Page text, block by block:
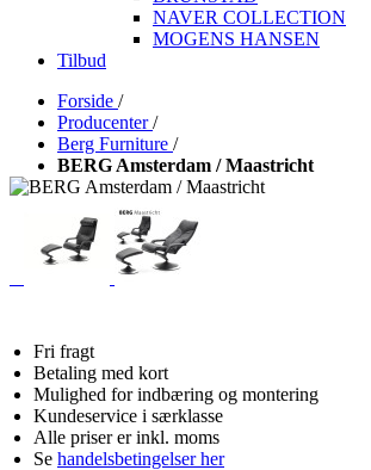
NAVER COLLECTION
MOGENS HANSEN
Tilbud
Forside /
Producenter /
Berg Furniture /
BERG Amsterdam / Maastricht
Fri fragt
Betaling med kort
Mulighed for indbæring og montering
Kundeservice i særklasse
Alle priser er inkl. moms
Se handelsbetingelser her